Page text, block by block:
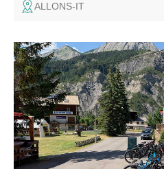
ALLONS-IT
Noleggio di sci l'inverno et di